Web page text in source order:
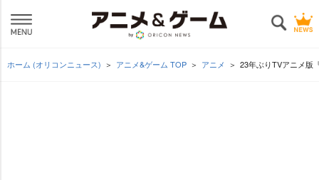
ホーム (オリコンニュース) アニメ&ゲーム TOP アニメ 23年ぶりTVアニメ版